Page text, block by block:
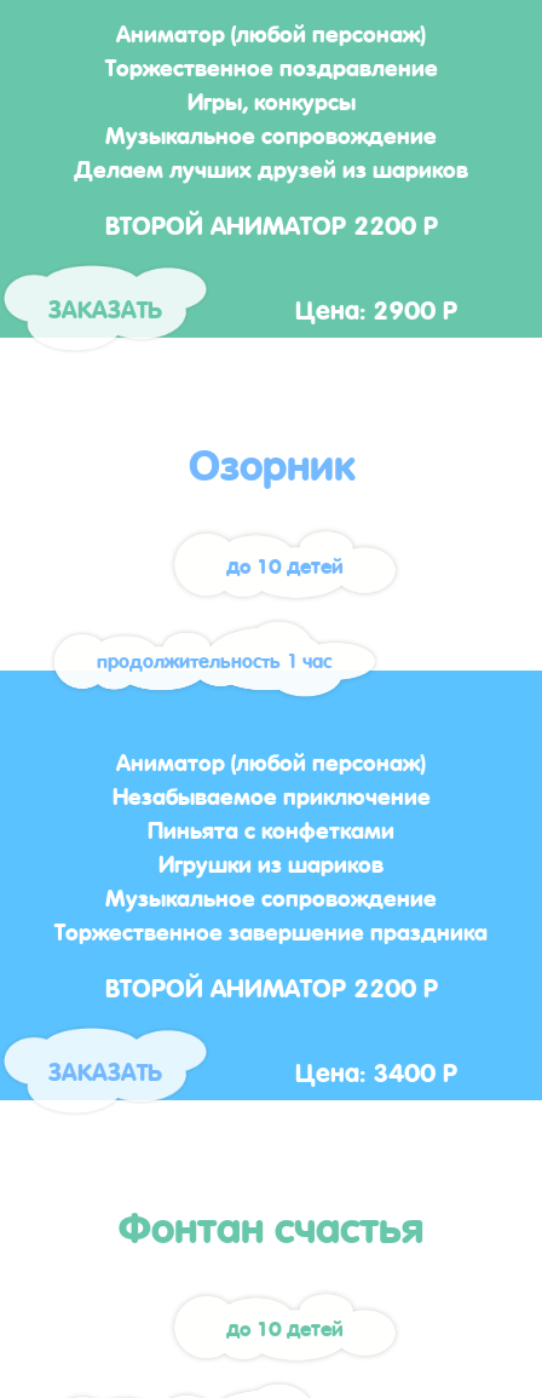
Аниматор (любой персонаж)
Торжественное поздравление
Игры, конкурсы
Музыкальное сопровождение
Делаем лучших друзей из шариков
ВТОРОЙ АНИМАТОР 2200 Р
ЗАКАЗАТЬ Цена: 2900 Р
Озорник
до 10 детей
продолжительность 1 час
Аниматор (любой персонаж)
Незабываемое приключение
Пиньята с конфетками
Игрушки из шариков
Музыкальное сопровождение
Торжественное завершение праздника
ВТОРОЙ АНИМАТОР 2200 Р
ЗАКАЗАТЬ Цена: 3400 Р
Фонтан счастья
до 10 детей